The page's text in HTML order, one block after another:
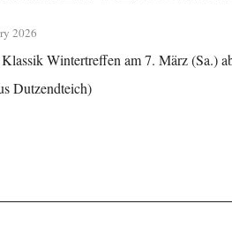
2026
Wintertreffen am 7. März (Sa.)
Dutzendteich)